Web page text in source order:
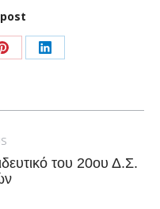
Share
Pinterest
Share
LinkedIn
του 20ου Δ.Σ.